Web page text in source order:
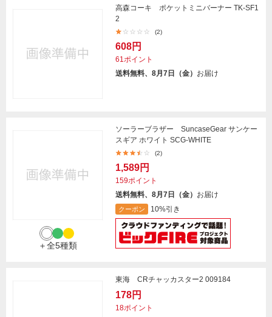
高森コーキ ポケットミニバーナー TK-SF1
2
(2)
608円
61ポイント
送料無料、8月7日（金） お届け
＋全5種類
ソーラーブラザー SuncaseGear サンケー
スギア ホワイト SCG-WHITE
(2)
1,589円
159ポイント
送料無料、8月7日（金） お届け
クーポン 10%引き
東海 CRチャッカスター2 009184
178円
18ポイント